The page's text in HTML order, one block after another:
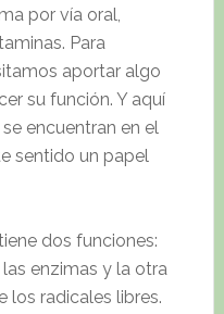
por vía oral,
Para
aportar algo
su función. Y aquí
encuentran en el
sentido un papel
dos funciones:
enzimas y la otra
los radicales libres.